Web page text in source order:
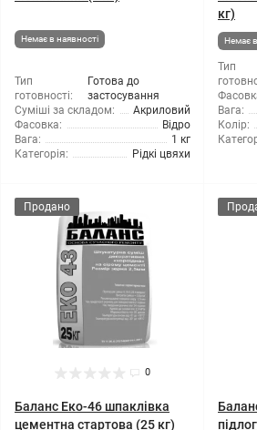
Немає в наявності
Тип
готовності:
Готова до
застосування
Суміші за складом:
Акриловий
Фасовка:
Відро
Вага:
1 кг
Категорія:
Рідкі цвяхи
кг)
Немає
Тип
Вага:
Колір:
Продано
0
Баланс Еко-46 шпаклівка
цементна стартова (25 кг)